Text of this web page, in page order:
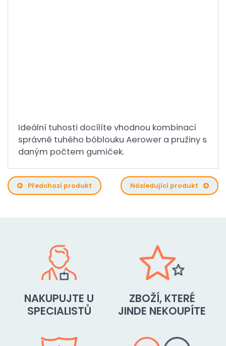
Ideální tuhosti docílíte vhodnou kombinací
správně tuhého bóblouku Aerower a pružiny s
daným počtem gumiček.
Předchozí produkt Následující produkt
NAKUPUJTE U
SPECIALISTŮ
ZBOŽÍ, KTERÉ
JINDE NEKOUPÍTE